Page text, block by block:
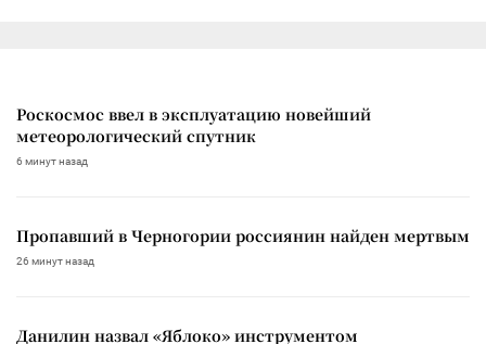
Роскосмос ввел в эксплуатацию новейший
метеорологический спутник
6 минут назад
Пропавший в Черногории россиянин найден мертвым
26 минут назад
Данилин назвал «Яблоко» инструментом